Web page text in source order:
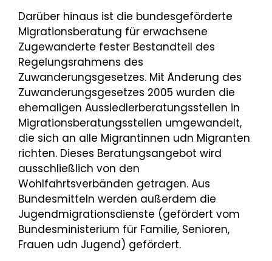
Darüber hinaus ist die bundesgeförderte
Migrationsberatung für erwachsene
Zugewanderte fester Bestandteil des
Regelungsrahmens des
Zuwanderungsgesetzes. Mit Änderung des
Zuwanderungsgesetzes 2005 wurden die
ehemaligen Aussiedlerberatungsstellen in
Migrationsberatungsstellen umgewandelt,
die sich an alle Migrantinnen udn Migranten
richten. Dieses Beratungsangebot wird
ausschließlich von den
Wohlfahrtsverbänden getragen. Aus
Bundesmitteln werden außerdem die
Jugendmigrationsdienste (gefördert vom
Bundesministerium für Familie, Senioren,
Frauen udn Jugend) gefördert.